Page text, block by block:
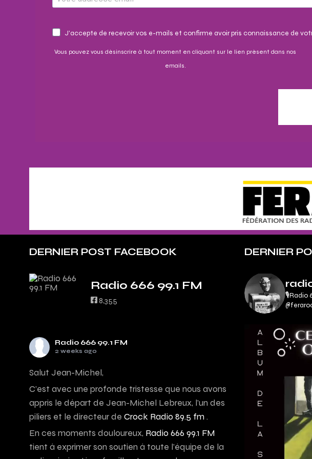
J'accepte de recevoir vos e-mails et confirme avoir pris connaissance de
Vous pouvez vous désinscrire à tout moment en cliquant sur le lien présent dans nos
emails.
DERNIER POST FACEBOOK
Radio 666 99.1 FM
8,355
Radio 666 99.1 FM
2 weeks ago
Salut Jean-Michel,
C’est avec une profonde tristesse que nous avons
appris le départ de Jean-Michel Lebreux, l’un des
piliers et le directeur de Crock Radio 89.5 fm .
En ces moments douloureux, Radio 666 99.1 FM
tient à exprimer son soutien à toute l’équipe de la
DERNIER
🎙Radio